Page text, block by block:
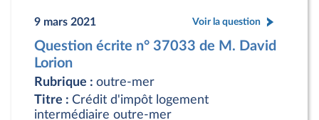
9 mars 2021 Voir la question
Question écrite n° 37033 de M. David
Lorion
Rubrique : outre-mer
Titre : Crédit d'impôt logement
intermédiaire outre-mer